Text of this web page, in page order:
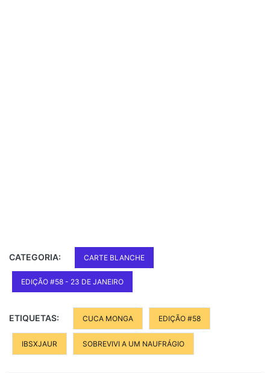
CATEGORIA: CARTE BLANCHE
EDIÇÃO #58 - 23 DE JANEIRO
ETIQUETAS: CUCA MONGA EDIÇÃO #58
IBSXJAUR SOBREVIVI A UM NAUFRÁGIO